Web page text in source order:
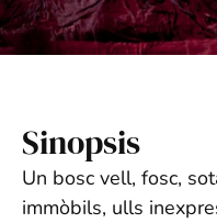
Sinopsis
Un bosc vell, fosc,
immòbils, ulls